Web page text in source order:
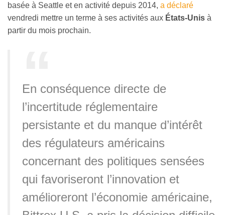
basée à Seattle et en activité depuis 2014, a déclaré
vendredi mettre un terme à ses activités aux États-Unis à
partir du mois prochain.
En conséquence directe de
l’incertitude réglementaire
persistante et du manque d’intérêt
des régulateurs américains
concernant des politiques sensées
qui favoriseront l’innovation et
amélioreront l’économie américaine,